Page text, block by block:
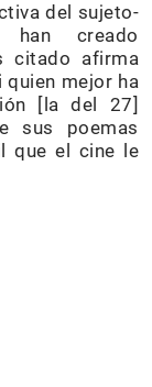
del sujeto-
han creado
citado afirma
quien mejor ha
[la del 27]
sus poemas
que el cine le